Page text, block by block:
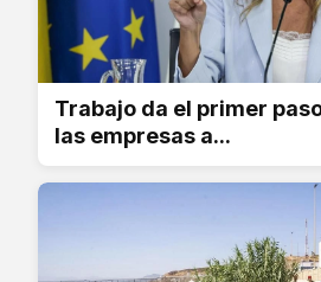
Trabajo da el primer
las empresas a...